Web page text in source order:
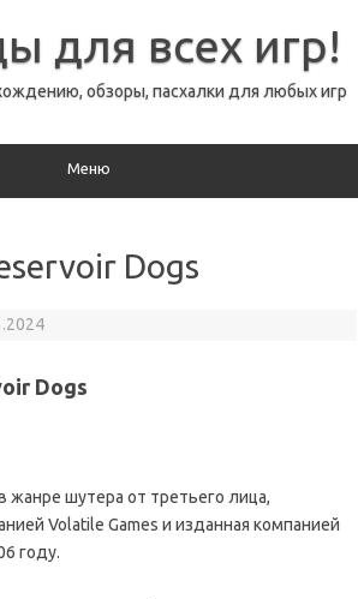
для всех игр!
обзоры, пасхалки для любых игр
Меню
Dogs
Dogs
жанре шутера от третьего лица,
Volatile Games и изданная компанией
году.